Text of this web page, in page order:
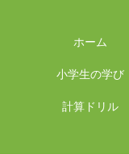
ホーム
小学生の学び
計算ドリル